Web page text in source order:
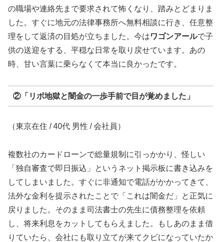
の職場や連絡先まで要求されて怖くなり、踏みとどまりま
した。すぐに地元の法律事務所へ無料相談に行き、任意整
理をして返済の目処が立ちました。今はワゴンアールで子
供の送迎をする、平穏な日常を取り戻せています。あの
時、甘い言葉に乗らなくて本当に良かったです。
②「リボ地獄と闇金の一歩手前で目が覚めました」
（東京在住 / 40代 男性 / 会社員）
複数社のカードローンで総量規制に引っかかり、怪しい
「独自審査で即日振込」というネット掲示板に書き込みを
してしまいました。すぐに非通知で電話がかかってきて、
法外な金利を提示されたことで「これは闇金だ」と正気に
戻りました。そのまま司法書士の先生に債務整理を依頼
し、将来利息をカットしてもらえました。もしあのまま借
りていたら、会社にも取り立てが来てクビになっていたか